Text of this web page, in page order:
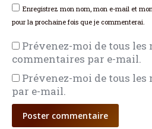
Enregistrez mon nom, mon e-mail et
pour la prochaine fois que je commenterai.
Prévenez-moi de tous les
commentaires par e-mail.
Prévenez-moi de tous
par e-mail.
Poster commentaire